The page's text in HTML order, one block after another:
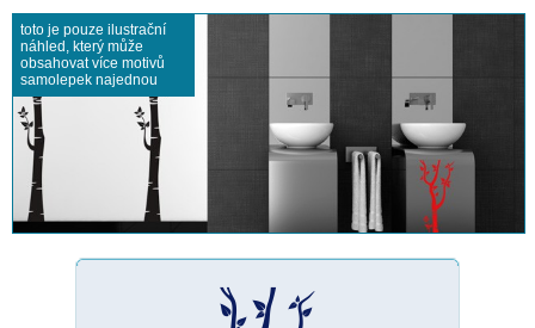
toto je pouze ilustrační
náhled, který může
obsahovat více motivů
samolepek najednou